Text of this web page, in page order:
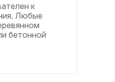
к
Любые
бетонной